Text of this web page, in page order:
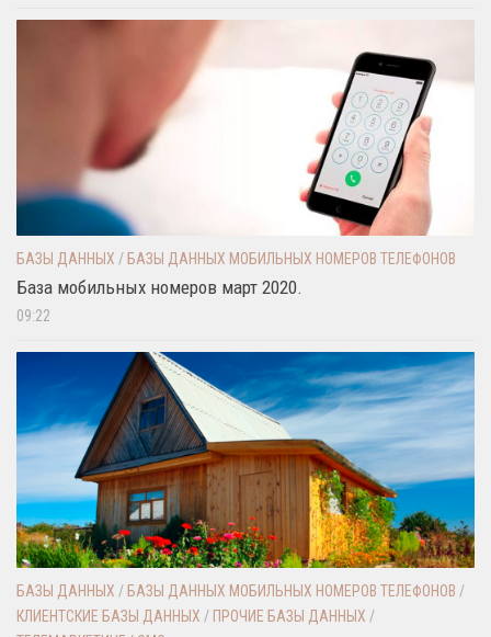
БАЗЫ ДАННЫХ / БАЗЫ ДАННЫХ МОБИЛЬНЫХ НОМЕРОВ ТЕЛЕФОНОВ
База мобильных номеров март 2020.
09:22
БАЗЫ ДАННЫХ / БАЗЫ ДАННЫХ МОБИЛЬНЫХ НОМЕРОВ ТЕЛЕФОНОВ /
КЛИЕНТСКИЕ БАЗЫ ДАННЫХ / ПРОЧИЕ БАЗЫ ДАННЫХ /